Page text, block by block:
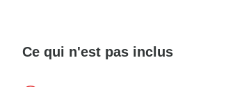
Ce qui n'est pas inclus